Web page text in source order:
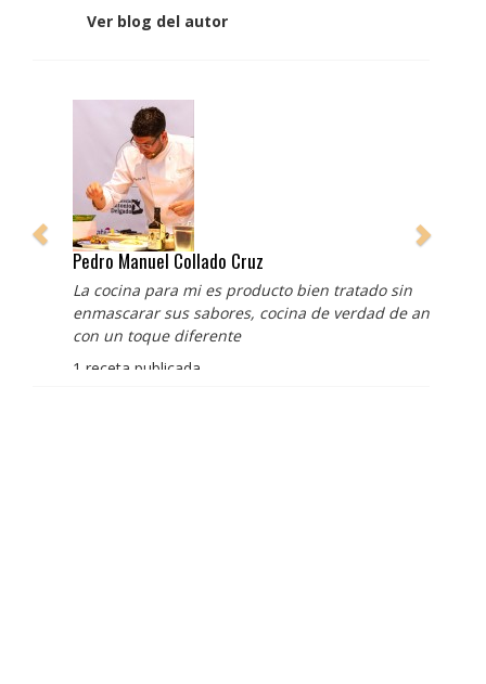
Ver blog del autor
Pedro Manuel Collado Cruz
La cocina para mi es producto bien tratado sin
enmascarar sus sabores, cocina de verdad de antaño
con un toque diferente
1 receta publicada